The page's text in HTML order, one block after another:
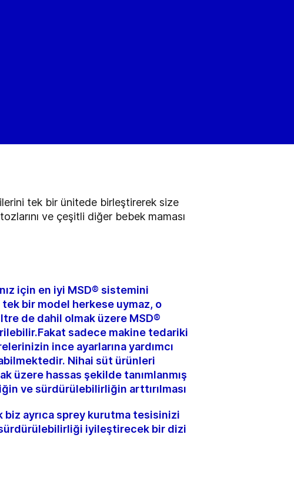
tek bir ünitede birleştirerek size
ve çeşitli diğer bebek maması
için en iyi MSD® sistemini
bir model herkese uymaz, o
de dahil olmak üzere MSD®
sadece makine tedariki
ince ayarlarına yardımcı
Nihai süt ürünleri
üzere hassas şekilde tanımlanmış
ve sürdürülebilirliğin arttırılması
ayrıca sprey kurutma tesisinizi
iyileştirecek bir dizi